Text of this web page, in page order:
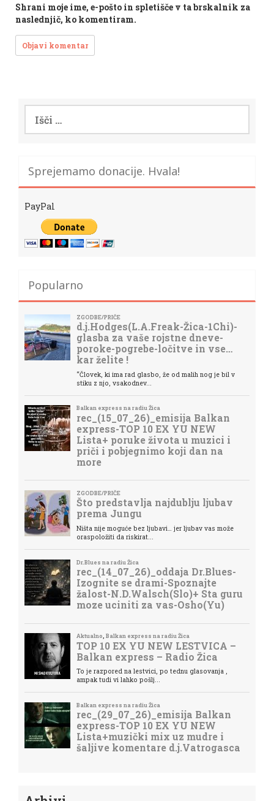
Shrani moje ime, e-pošto in spletišče v ta brskalnik za
naslednjič, ko komentiram.
Išči:
Sprejemamo donacije. Hvala!
PayPal
Popularno